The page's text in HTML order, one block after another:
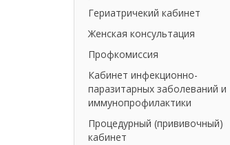
Гериатричекий кабинет
Женская консультация
Профкомиссия
Кабинет инфекционно-
паразитарных заболеваний и
иммунопрофилактики
Процедурный (прививочный)
кабинет